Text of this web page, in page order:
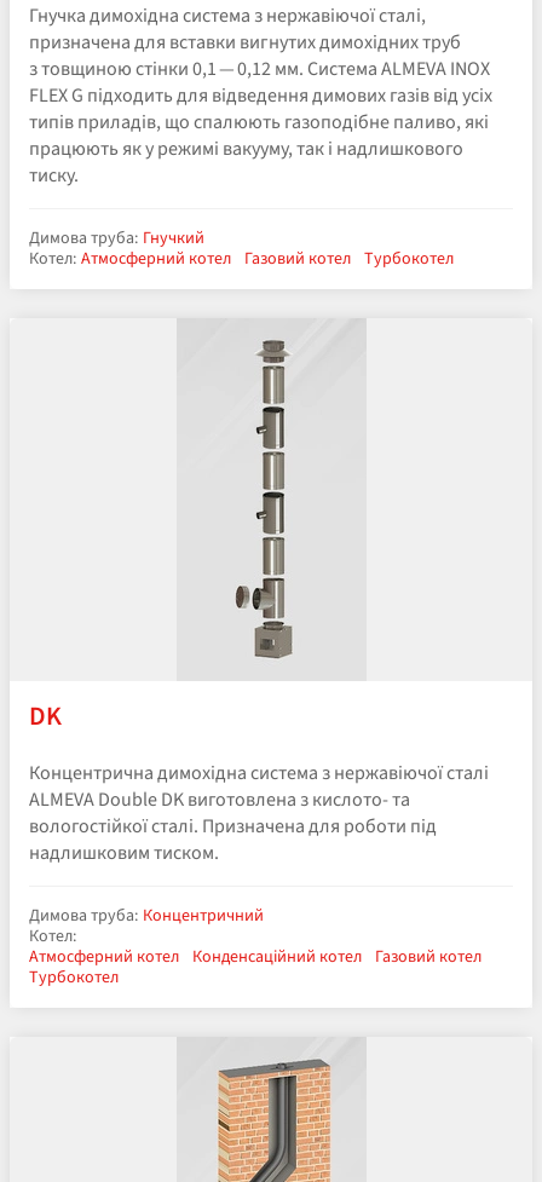
Гнучка димохідна система з нержавіючої сталі,
призначена для вставки вигнутих димохідних труб
з товщиною стінки 0,1 — 0,12 мм. Система ALMEVA INOX
FLEX G підходить для відведення димових газів від усіх
типів приладів, що спалюють газоподібне паливо, які
працюють як у режимі вакууму, так і надлишкового
тиску.
Димова труба: Гнучкий
Котел: Атмосферний котел Газовий котел Турбокотел
DK
Концентрична димохідна система з нержавіючої сталі
ALMEVA Double DK виготовлена з кислото- та
вологостійкої сталі. Призначена для роботи під
надлишковим тиском.
Димова труба: Концентричний
Котел:
Атмосферний котел Конденсаційний котел Газовий котел
Турбокотел